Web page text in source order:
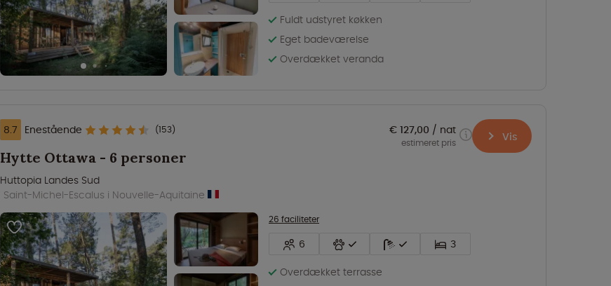
Fuldt udstyret køkken
Eget badeværelse
Overdækket veranda
8.7 Enestående (153)
Hytte Ottawa - 6 personer
Huttopia Landes Sud
Saint-Michel-Escalus i Nouvelle-Aquitaine
26 faciliteter
6
3
Overdækket terrasse
€ 127,00 nat
estimeret pris Vis